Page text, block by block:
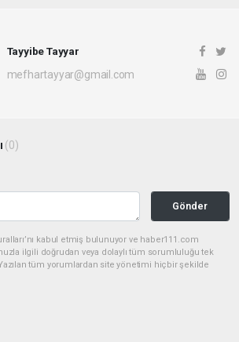
Tayyibe Tayyar
mefhartayyar@gmail.com
(0)
Gönder
kabul etmiş bulunuyor ve haber111.com
ilgili doğrudan veya dolaylı tüm sorumluluğu tek
tüm yorumlardan site yönetimi hiçbir şekilde